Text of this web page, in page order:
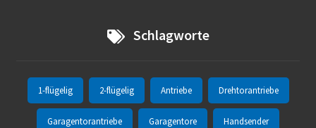
Schlagworte
1-flügelig 2-flügelig Antriebe Drehtorantriebe
Garagentorantriebe Garagentore Handsender